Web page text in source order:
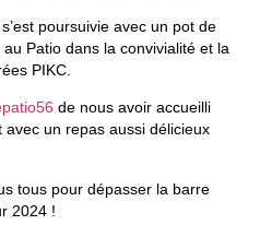
poursuivie avec un pot de
au Patio dans la convivialité et la
PIKC.
de nous avoir accueilli
un repas aussi délicieux
tous pour dépasser la barre
2024 !